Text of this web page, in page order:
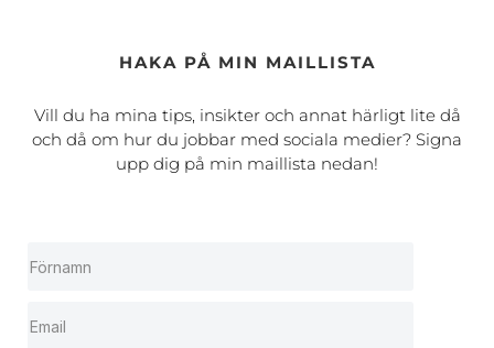
HAKA PÅ MIN MAILLISTA
Vill du ha mina tips, insikter och annat härligt lite då
och då om hur du jobbar med sociala medier? Signa
upp dig på min maillista nedan!